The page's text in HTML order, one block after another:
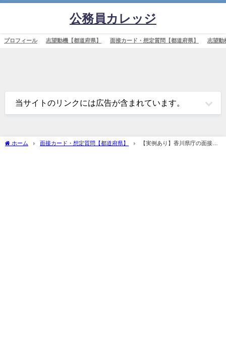
公務員カレッジ
プロフィール 志望動機【都道府県】 面接カード・想定質問【都道府県】 志望動
当サイトのリンクには広告が含まれています。
ホーム 面接カード・想定質問【都道府県】
【実例あり】香川県庁の面接対